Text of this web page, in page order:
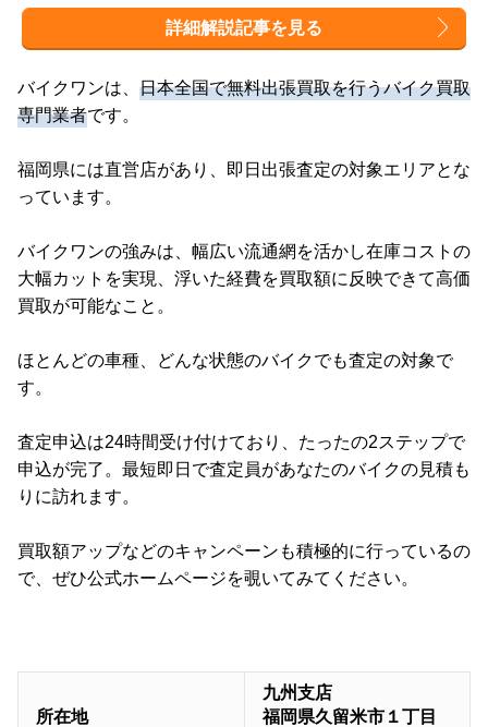
詳細解説記事を見る
バイクワンは、 日本全国で無料出張買取を行うバイク買取
専門業者です。
福岡県には直営店があり、即日出張査定の対象エリアとな
っています。
バイクワンの強みは、幅広い流通網を活かし在庫コストの
大幅カットを実現、浮いた経費を買取額に反映できて高価
買取が可能なこと。
ほとんどの車種、どんな状態のバイクでも査定の対象で
す。
査定申込は24時間受け付けており、たったの2ステップで
申込が完了。最短即日で査定員があなたのバイクの見積も
りに訪れます。
買取額アップなどのキャンペーンも積極的に行っているの
で、ぜひ公式ホームページを覗いてみてください。
所在地
九州支店
福岡県久留米市１丁目